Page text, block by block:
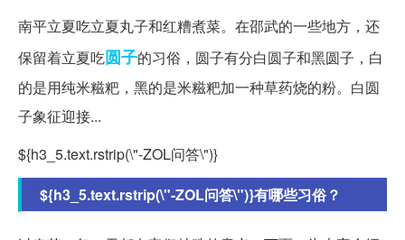
南平立夏吃立夏丸子和红糟煮菜。在邵武的一些地方，还
保留着立夏吃圆子的习俗，圆子有分白圆子和黑圆子，白
的是用纯米糍粑，黑的是米糍粑加一种草药烧的粉。白圆
子象征迎接...
${h3_5.text.rstrip(\"-ZOL问答\")}
${h3_5.text.rstrip(\"-ZOL问答\")}有哪些习俗？